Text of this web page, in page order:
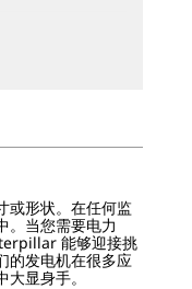
或形状。在任何监
。当您需要电力
能够迎接挑
的发电机在很多应
大显身手。